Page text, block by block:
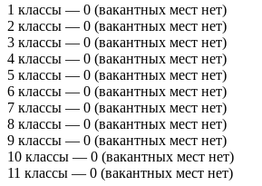
1 классы — 0 (вакантных мест нет)
2 классы — 0 (вакантных мест нет)
3 классы — 0 (вакантных мест нет)
4 классы — 0 (вакантных мест нет)
5 классы — 0 (вакантных мест нет)
6 классы — 0 (вакантных мест нет)
7 классы — 0 (вакантных мест нет)
8 классы — 0 (вакантных мест нет)
9 классы — 0 (вакантных мест нет)
10 классы — 0 (вакантных мест нет)
11 классы — 0 (вакантных мест нет)